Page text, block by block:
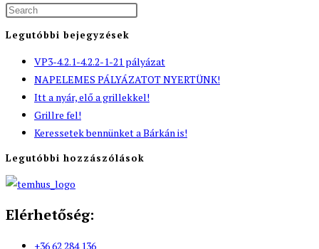
Legutóbbi bejegyzések
VP3-4.2.1-4.2.2-1-21 pályázat
NAPELEMES PÁLYÁZATOT NYERTÜNK!
Itt a nyár, elő a grillekkel!
Grillre fel!
Keressetek bennünket a Bárkán is!
Legutóbbi hozzászólások
Elérhetőség:
+36 62 284 136